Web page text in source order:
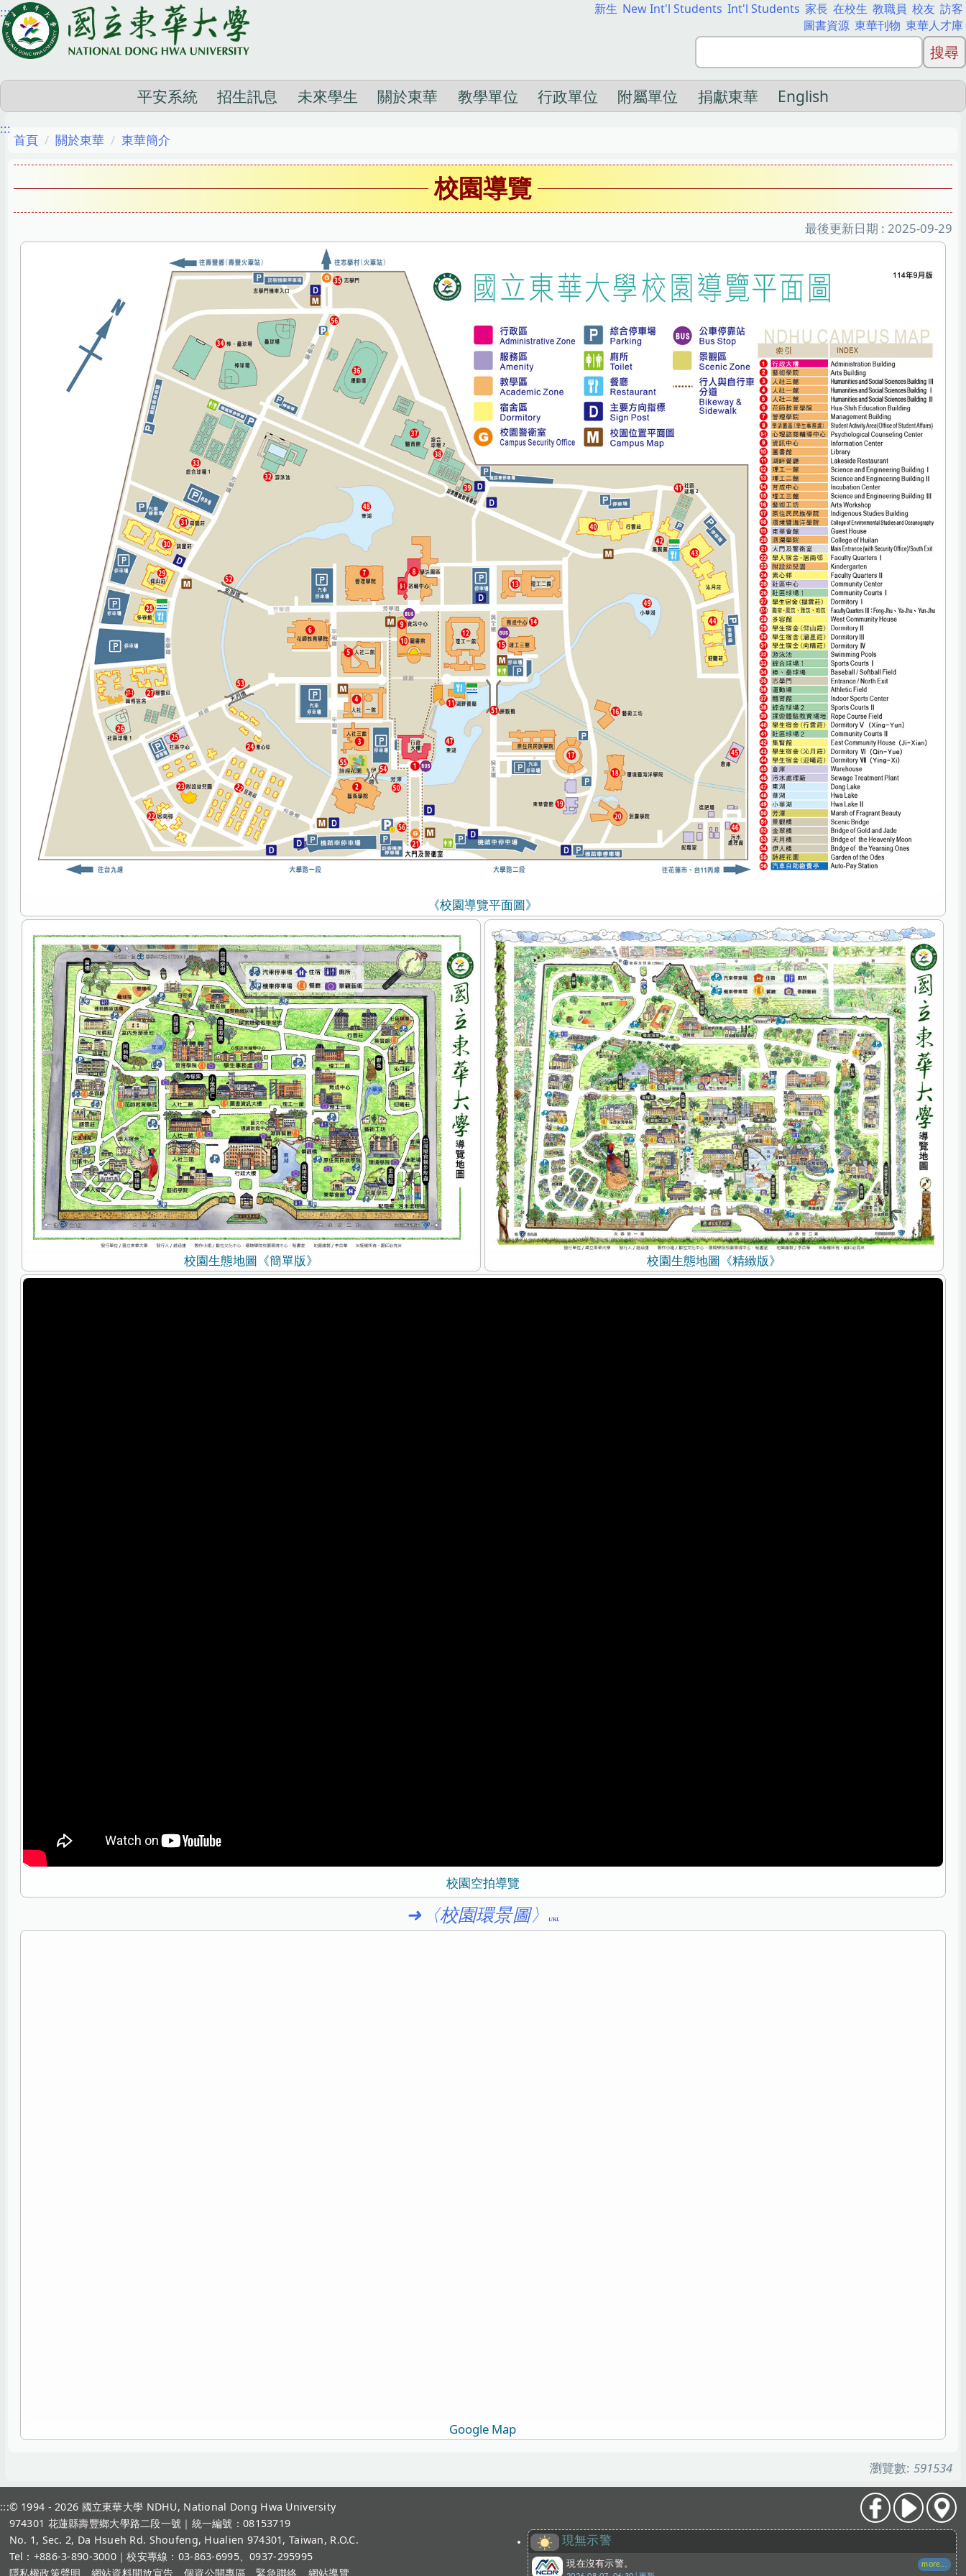
跳
到
主
容
區
::: 新生 New Int'l Students Int'l Students 家長 在校生 教職員 校友 訪客
圖書資源 東華刊物 東華人才庫
平安系統 招生訊息 未來學生 關於東華 教學單位 行政單位 附屬單位 捐獻東華 English
:::
首頁 關於東華 東華簡介
校園導覽
最後更新日期 : 2025-09-29
《校園導覽平面圖》
校園生態地圖《簡單版》 校園生態地圖《精緻版》
校園空拍導覽
➜〈校園環景圖〉
Google Map
瀏覽數: 591534
:::© 1994 - 2026 國立東華大學 NDHU, National Dong Hwa University
974301 花蓮縣壽豐鄉大學路二段一號｜統一編號：08153719
No. 1, Sec. 2, Da Hsueh Rd. Shoufeng, Hualien 974301, Taiwan, R.O.C.
Tel：+886-3-890-3000 ｜校安專線：03-863-6995、0937-295995
隱私權政策聲明
網站資料開放宣告 、個資公開專區 緊急聯絡 網站導覽
現無示警
現在沒有示警。
more...